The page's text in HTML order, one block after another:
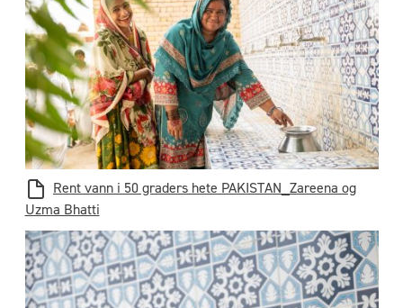
Rent vann i 50 graders hete PAKISTAN_Zareena og
Uzma Bhatti